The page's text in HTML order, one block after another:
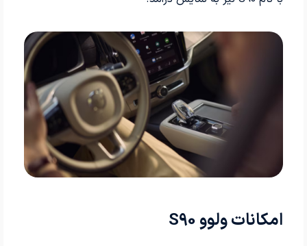
امکانات ولوو S90